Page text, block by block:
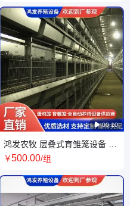
 00:10
鸿发农牧 层叠式育雏笼设备 易
清洗包安装 多种型号按需定做
￥500.00/组